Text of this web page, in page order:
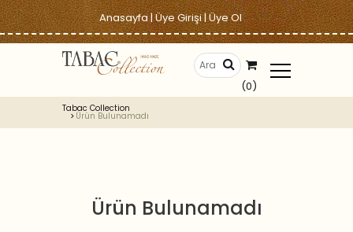
Anasayfa|Üye Girişi|Üye Ol
(0)
Tabac Collection
Ürün Bulunamadı
Ürün Bulunamadı